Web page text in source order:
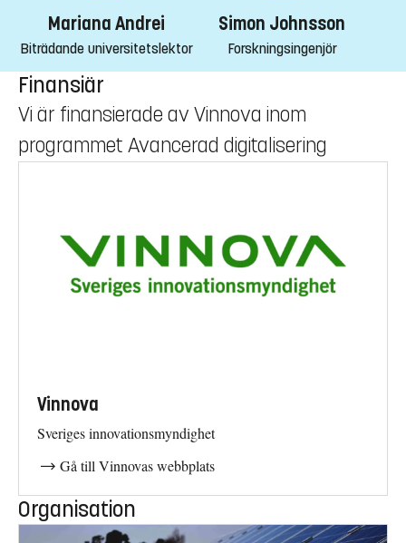
Mariana Andrei
Biträdande universitetslektor
Simon Johnsson
Forskningsingenjör
Finansiär
Vi är finansierade av Vinnova inom
programmet Avancerad digitalisering
Vinnova
Sveriges innovationsmyndighet
Gå till Vinnovas webbplats
Organisation